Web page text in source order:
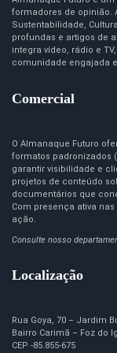
formadores de opinião.
Sustentabilidade,
profundas e artigos de
integra vídeo, rádio e
comunidade engajada
Comercial
O Almanaque Futuro
formatos padronizados
garantir visibilidade e
projetos de conteúdo
documentários que
Com presença ativa
ação.
Consulte nosso
Localização
Rua Goya, 70 – Jardim
Bairro Carimã – Foz do
CEP -85.855-675